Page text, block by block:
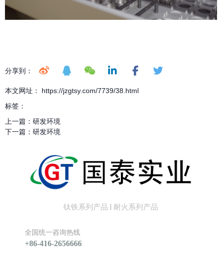
分享到：
本文网址： https://jzgtsy.com/7739/38.html
标签：
上一篇： 研发环境
下一篇： 研发环境
钛铁系列产品 耐火系列产品
全国统一咨询热线
+86-416-2656666